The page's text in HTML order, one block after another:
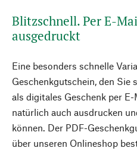
Blitzschnell. Per E-
ausgedruckt
Eine besonders schnelle
Geschenkgutschein, den Sie
als digitales Geschenk per
natürlich auch ausdrucken
können. Der PDF-
über unseren Onlineshop